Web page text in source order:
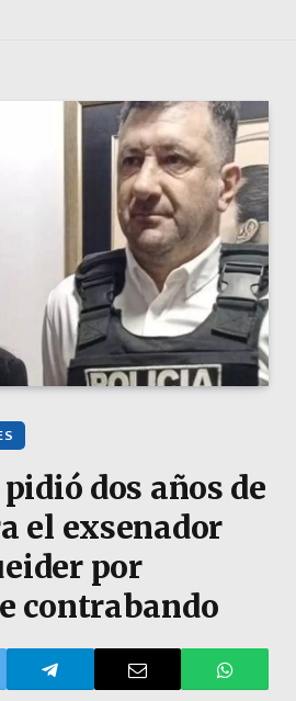
dos años de
el exsenador
por
contrabando